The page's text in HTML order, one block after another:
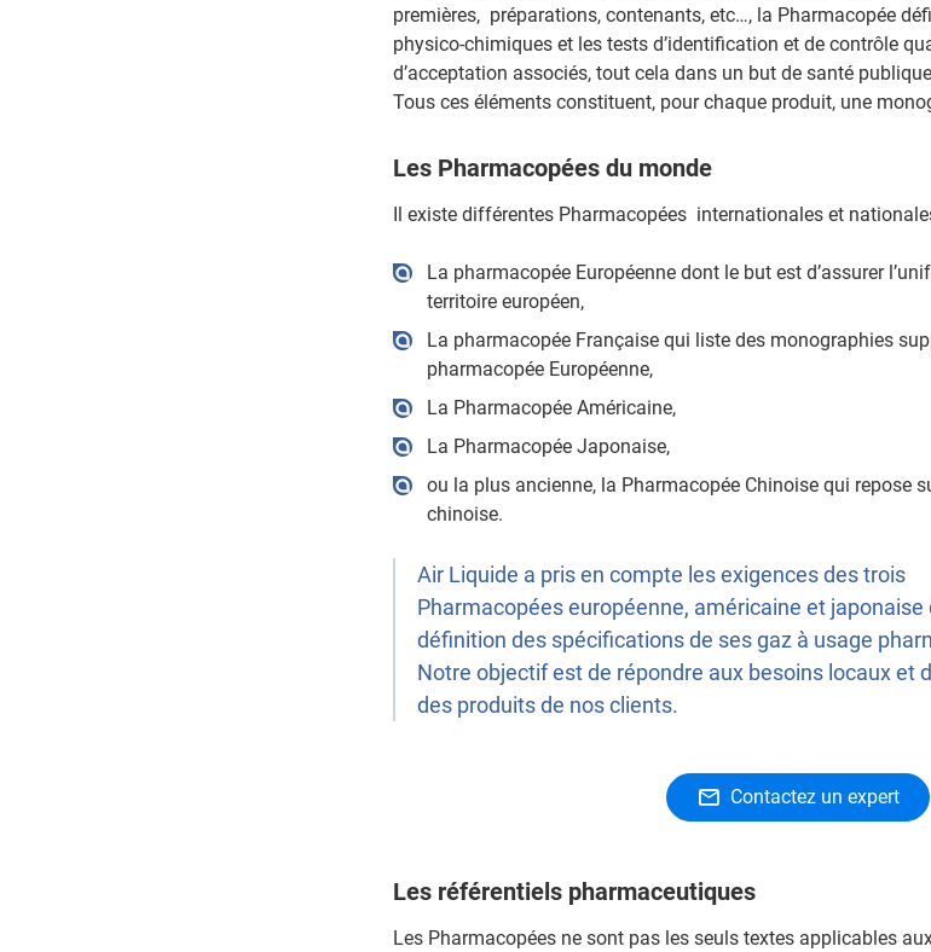
premières, préparations, contenants, etc…, la Pharmacopée
physico-chimiques et les tests d’identification et de contrôle
d’acceptation associés, tout cela dans un but de santé
Tous ces éléments constituent, pour chaque produit, une
Les Pharmacopées du monde
Il existe différentes Pharmacopées internationales et
La pharmacopée Européenne dont le but est d’assurer
territoire européen,
La pharmacopée Française qui liste des monographies
pharmacopée Européenne,
La Pharmacopée Américaine,
La Pharmacopée Japonaise,
ou la plus ancienne, la Pharmacopée Chinoise qui repose
chinoise.
Air Liquide a pris en compte les exigences des trois
Pharmacopées européenne, américaine et japonaise
définition des spécifications de ses gaz à usage
Notre objectif est de répondre aux besoins locaux et
des produits de nos clients.
Contactez un expert
Les référentiels pharmaceutiques
Les Pharmacopées ne sont pas les seuls textes applicables